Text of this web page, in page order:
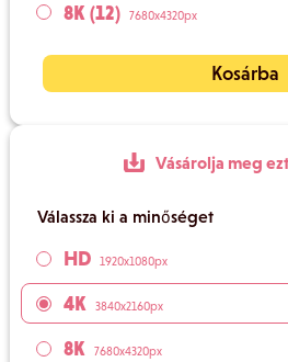
8K (12) 7680x4320px
Kosárba
Vásárolja meg
Válassza ki a minőséget
HD 1920x1080px
4K 3840x2160px
8K 7680x4320px